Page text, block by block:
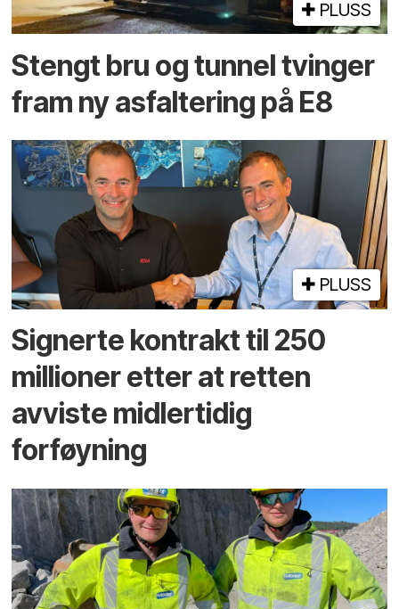
PLUSS
Stengt bru og tunnel tvinger
fram ny asfaltering på E8
PLUSS
Signerte kontrakt til 250
millioner etter at retten
avviste midlertidig
forføyning